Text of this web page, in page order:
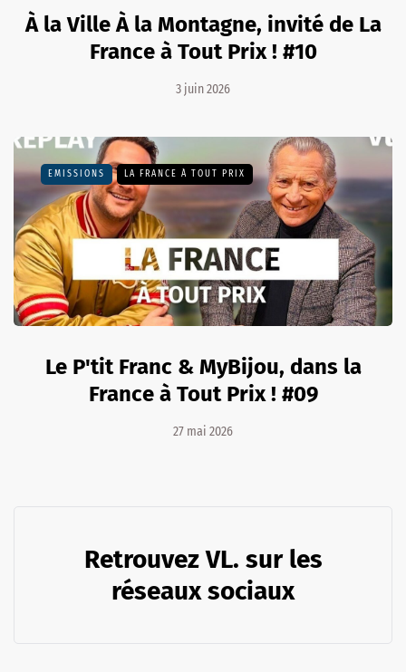
À la Ville À la Montagne, invité de La
France à Tout Prix ! #10
3 juin 2026
EMISSIONS LA FRANCE À TOUT PRIX
Le P'tit Franc & MyBijou, dans la
France à Tout Prix ! #09
27 mai 2026
Retrouvez VL. sur les
réseaux sociaux